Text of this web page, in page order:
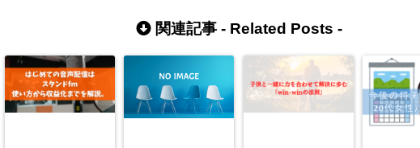
関連記事 - Related Posts -